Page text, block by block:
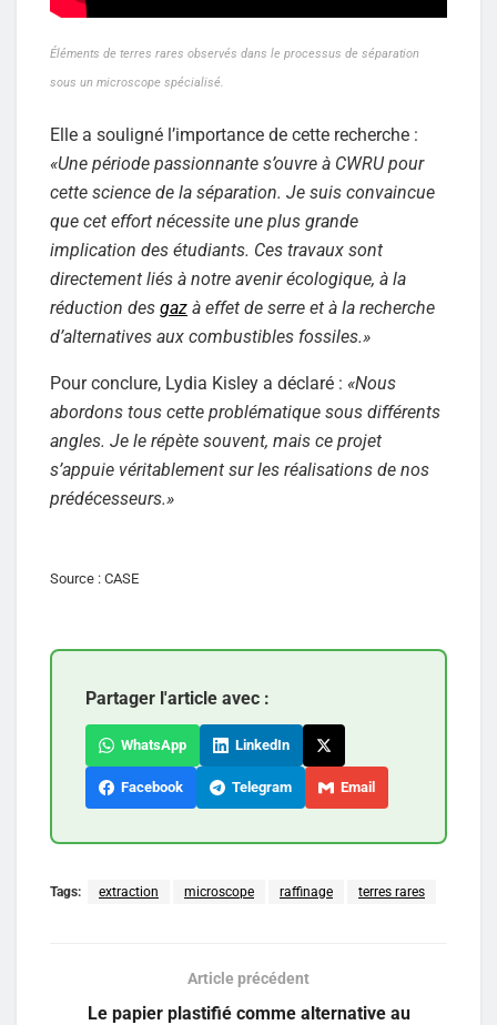
Éléments de terres rares observés dans le processus de séparation
sous un microscope spécialisé.
Elle a souligné l’importance de cette recherche :
«Une période passionnante s’ouvre à CWRU pour
cette science de la séparation. Je suis convaincue
que cet effort nécessite une plus grande
implication des étudiants. Ces travaux sont
directement liés à notre avenir écologique, à la
réduction des gaz à effet de serre et à la recherche
d’alternatives aux combustibles fossiles.»
Pour conclure, Lydia Kisley a déclaré : «Nous
abordons tous cette problématique sous différents
angles. Je le répète souvent, mais ce projet
s’appuie véritablement sur les réalisations de nos
prédécesseurs.»
Source : CASE
Partager l'article avec :
WhatsApp LinkedIn
Facebook Telegram Email
Tags: extraction microscope raffinage terres rares
Article précédent
Le papier plastifié comme alternative au